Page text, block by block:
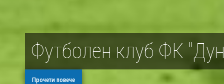
Футболен клуб ФК
Прочети повече